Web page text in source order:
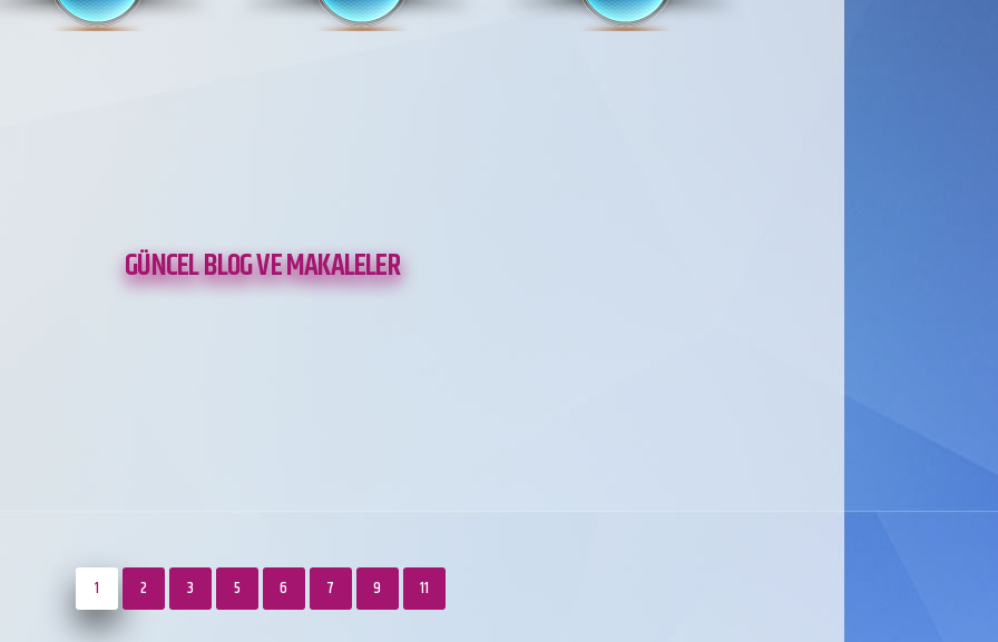
GÜNCEL BLOG VE MAKALELER
1 2 3 5 6 7 9 11